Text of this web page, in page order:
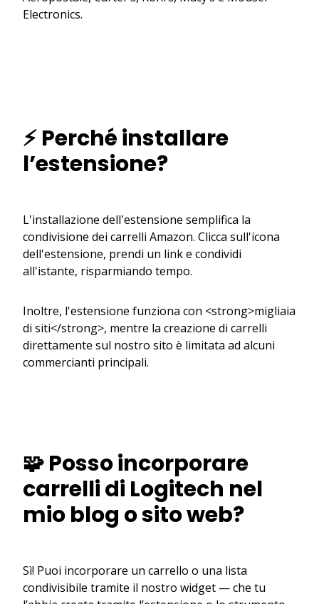
Electronics.
⚡ Perché installare
l’estensione?
L'installazione dell'estensione semplifica la
condivisione dei carrelli Amazon. Clicca sull'icona
dell'estensione, prendi un link e condividi
all'istante, risparmiando tempo.
Inoltre, l'estensione funziona con <strong>migliaia
di siti</strong>, mentre la creazione di carrelli
direttamente sul nostro sito è limitata ad alcuni
commercianti principali.
🧩 Posso incorporare
carrelli di Logitech nel
mio blog o sito web?
Sì! Puoi incorporare un carrello o una lista
condivisibile tramite il nostro widget — che tu